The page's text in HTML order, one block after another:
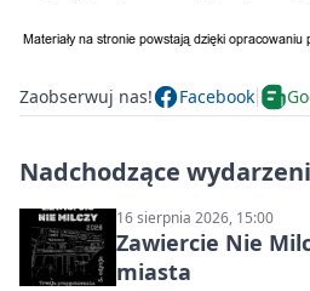
Zaobserwuj nas! Facebook
Nadchodzące
16 sierpnia 2026, 15:00
Zawiercie Nie
miasta